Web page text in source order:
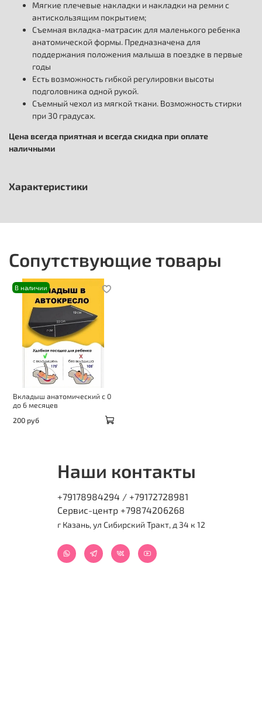
Мягкие плечевые накладки и накладки на ремни с
антискользящим покрытием;
Съемная вкладка-матрасик для маленького ребенка
анатомической формы. Предназначена для
поддержания положения малыша в поездке в первые
годы
Есть возможность гибкой регулировки высоты
подголовника одной рукой.
Съемный чехол из мягкой ткани. Возможность стирки
при 30 градусах.
Цена всегда приятная и всегда скидка при оплате
наличными
Характеристики
Сопутствующие товары
В наличии
Вкладыш анатомический с 0
до 6 месяцев
200 руб
Наши контакты
+79178984294 / +79172728981
Сервис-центр +79874206268
г Казань, ул Сибирский Тракт, д 34 к 12